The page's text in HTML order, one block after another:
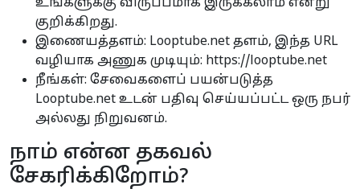
உங்களுக்கு விருப்பமாக இருக்கலாம் என்று
குறிக்கிறது.
இணையத்தளம்: Looptube.net தளம், இந்த URL
வழியாக அணுக முடியும்: https://looptube.net
நீங்கள்: சேவைகளைப் பயன்படுத்த
Looptube.net உடன் பதிவு செய்யப்பட்ட ஒரு நபர்
அல்லது நிறுவனம்.
நாம் என்ன தகவல்
சேகரிக்கிறோம்?